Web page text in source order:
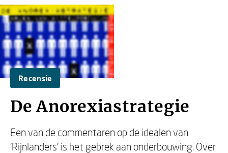
Recensie
De Anorexiastrategie
Een van de commentaren op de idealen van
‘Rijnlanders’ is het gebrek aan onderbouwing. Over